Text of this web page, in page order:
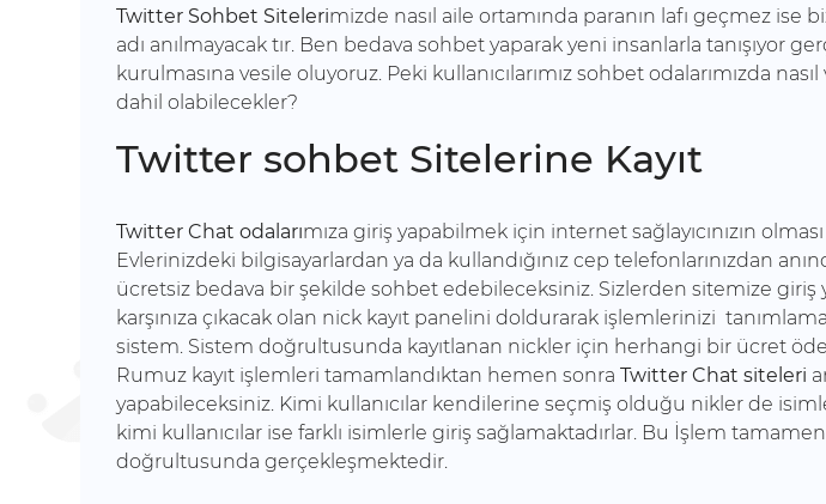
Twitter Sohbet Sitelerimizde nasıl aile ortamında paranın lafı geçmez ise
adı anılmayacak tır. Ben bedava sohbet yaparak yeni insanlarla tanışıyor
kurulmasına vesile oluyoruz. Peki kullanıcılarımız sohbet odalarımızda
dahil olabilecekler?
Twitter sohbet Sitelerine Kayıt
Twitter Chat odalarımıza giriş yapabilmek için internet sağlayıcınızın
Evlerinizdeki bilgisayarlardan ya da kullandığınız cep telefonlarınızdan
ücretsiz bedava bir şekilde sohbet edebileceksiniz. Sizlerden sitemize giriş
karşınıza çıkacak olan nick kayıt panelini doldurarak işlemlerinizi
sistem. Sistem doğrultusunda kayıtlanan nickler için herhangi bir ücret
Rumuz kayıt işlemleri tamamlandıktan hemen sonra Twitter Chat siteleri
yapabileceksiniz. Kimi kullanıcılar kendilerine seçmiş olduğu nikler de
kimi kullanıcılar ise farklı isimlerle giriş sağlamaktadırlar. Bu İşlem tamamen
doğrultusunda gerçekleşmektedir.